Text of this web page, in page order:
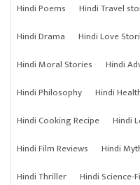
Hindi Poems
Hindi Travel
Hindi Drama
Hindi Love
Hindi Moral Stories
Hindi
Hindi Philosophy
Hindi
Hindi Cooking Recipe
Hindi
Hindi Film Reviews
Hindi
Hindi Thriller
Hindi Science-